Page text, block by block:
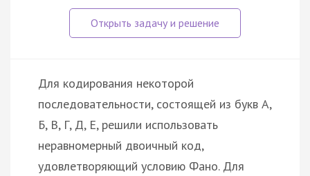
Для кодирования некоторой
последовательности, состоящей из букв А,
Б, В, Г, Д, Е, решили использовать
неравномерный двоичный код,
удовлетворяющий условию Фано. Для